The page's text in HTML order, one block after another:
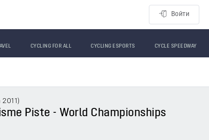
Войти
CYCLING FOR ALL CYCLING ESPORTS CYCLE SPEEDWAY
)
Piste - World Championships